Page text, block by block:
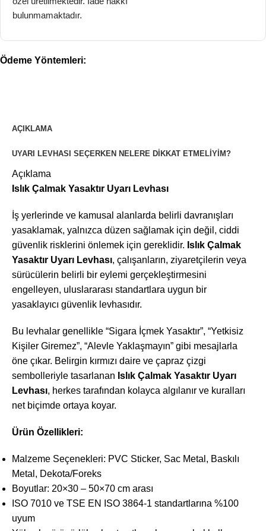
bulunmamaktadır.
Ödeme Yöntemleri:
AÇIKLAMA
UYARI LEVHASI SEÇERKEN NELERE DIKKAT ETMELIYIM?
Açıklama
Islık Çalmak Yasaktır Uyarı Levhası
İş yerlerinde ve kamusal alanlarda belirli davranışları
yasaklamak, yalnızca düzen sağlamak için değil, ciddi
güvenlik risklerini önlemek için gereklidir. Islık Çalmak
Yasaktır Uyarı Levhası, çalışanların, ziyaretçilerin veya
sürücülerin belirli bir eylemi gerçekleştirmesini
engelleyen, uluslararası standartlara uygun bir
yasaklayıcı güvenlik levhasıdır.
Bu levhalar genellikle “Sigara İçmek Yasaktır”, “Yetkisiz
Kişiler Giremez”, “Alevle Yaklaşmayın” gibi mesajlarla
öne çıkar. Belirgin kırmızı daire ve çapraz çizgi
sembolleriyle tasarlanan Islık Çalmak Yasaktır Uyarı
Levhası, herkes tarafından kolayca algılanır ve kuralları
net biçimde ortaya koyar.
Ürün Özellikleri:
Malzeme Seçenekleri: PVC Sticker, Sac Metal, Baskılı
Metal, Dekota/Foreks
Boyutlar: 20×30 – 50×70 cm arası
ISO 7010 ve TSE EN ISO 3864-1 standartlarına %100
uyum